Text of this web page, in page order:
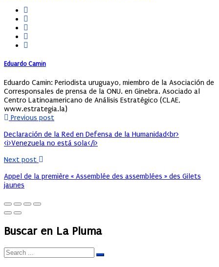
Eduardo Camin
Eduardo Camin: Periodista uruguayo, miembro de la Asociación de
Corresponsales de prensa de la ONU. en Ginebra. Asociado al
Centro Latinoamericano de Análisis Estratégico (CLAE,
www.estrategia.la)
Previous post
Declaración de la Red en Defensa de la Humanidad<br>
<i>Venezuela no está sola</i>
Next post
Appel de la première « Assemblée des assemblées » des Gilets
jaunes
Buscar en La Pluma